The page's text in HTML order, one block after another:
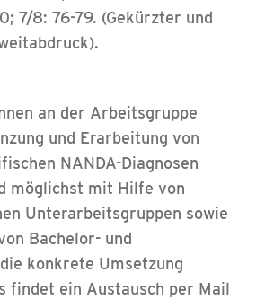
7/8: 76-79. (Gekürzter und
an der Arbeitsgruppe
und Erarbeitung von
NANDA-Diagnosen
möglichst mit Hilfe von
Unterarbeitsgruppen sowie
Bachelor- und
konkrete Umsetzung
findet ein Austausch per Mail